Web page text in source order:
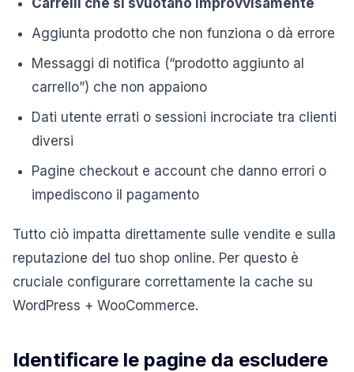
Aggiunta prodotto che non funziona o dà errore
Messaggi di notifica (“prodotto aggiunto al
carrello”) che non appaiono
Dati utente errati o sessioni incrociate tra clienti
diversi
Pagine checkout e account che danno errori o
impediscono il pagamento
Tutto ciò impatta direttamente sulle vendite e sulla
reputazione del tuo shop online. Per questo è
cruciale configurare correttamente la cache su
WordPress + WooCommerce.
Identificare le pagine da escludere